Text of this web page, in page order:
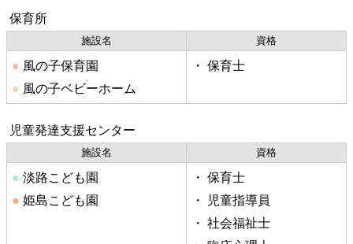
保育所
施設名 資格
● 風の子保育園
● 風の子ベビーホーム
・ 保育士
児童発達支援センター
施設名 資格
● 淡路こども園
● 姫島こども園
・ 保育士
・
児童指導員
・ 社会福祉士